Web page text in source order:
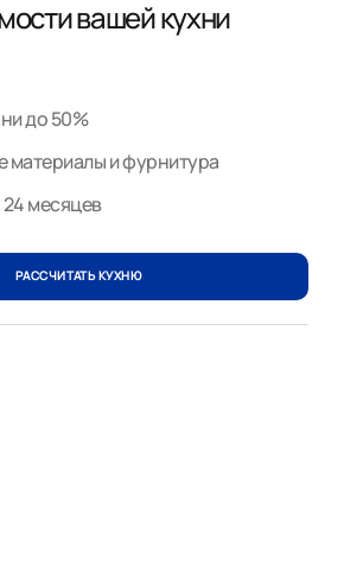
вашей кухни
до 50%
материалы и фурнитура
месяцев
РАССЧИТАТЬ КУХНЮ